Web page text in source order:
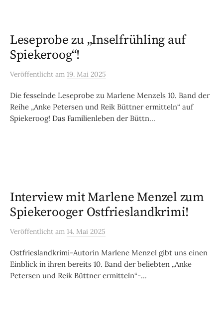
Leseprobe zu „Inselfrühling auf
Spiekeroog“!
Veröffentlicht am 19. Mai 2025
Die fesselnde Leseprobe zu Marlene Menzels 10. Band der
Reihe „Anke Petersen und Reik Büttner ermitteln“ auf
Spiekeroog! Das Familienleben der Büttn...
Interview mit Marlene Menzel zum
Spiekerooger Ostfrieslandkrimi!
Veröffentlicht am 14. Mai 2025
Ostfrieslandkrimi-Autorin Marlene Menzel gibt uns einen
Einblick in ihren bereits 10. Band der beliebten „Anke
Petersen und Reik Büttner ermitteln“-...